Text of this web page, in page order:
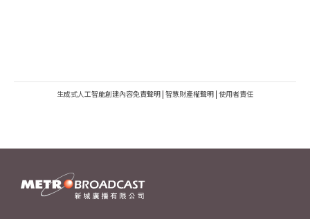
生成式人工智能創建內容免責聲明 | 智慧財產權聲明 | 使用者責任